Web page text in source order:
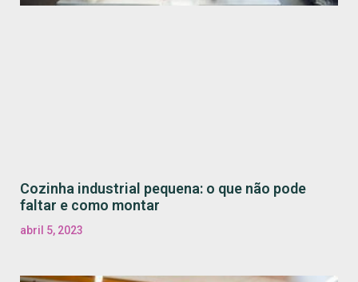
Cozinha industrial pequena: o que não pode
faltar e como montar
abril 5, 2023